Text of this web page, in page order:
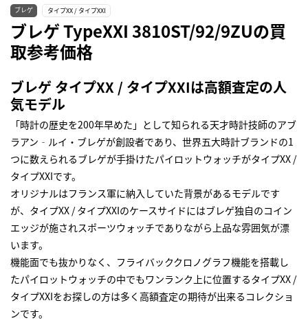
ブレゲ タイプXX / タイプXXI
ブレゲ TypeXXI 3810ST/92/9ZUの買
取参考価格
ブレゲ タイプXX / タイプXXIは高額査定の人
気モデル
「時計の歴史を200年早めた」として知られる天才時計技師のアブ
ラアン‐ルイ・ブレゲが創設者であり、世界五大時計ブランドの1
つに数えられるブレゲが手掛けたパイロットウォッチがタイプXX /
タイプXXIです。
オリジナルはフランス軍に納入していた背景があるモデルです
が、タイプXX / タイプXXIのケースサイドにはブレゲ独自のコイン
エッジが施されスポーツウォッチでありながら上品な雰囲気が漂
います。
機能面でも抜かりなく、フライバッククロノグラフ機能を搭載し
たパイロットウォッチの中でもワンランク上に位置するタイプXX /
タイプXXIをお探しの方は多く高額査定の期待が出来るコレクショ
ンです。